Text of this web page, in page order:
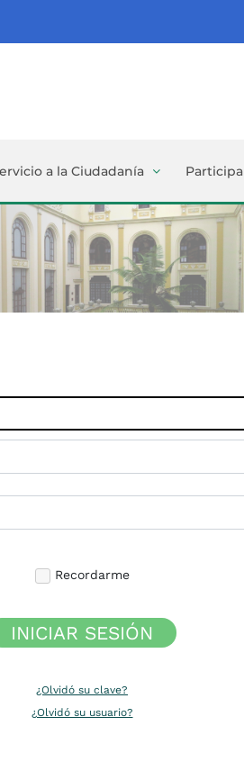
a la Ciudadanía Participa
Recordarme
INICIAR SESIÓN
¿Olvidó su clave?
¿Olvidó su usuario?